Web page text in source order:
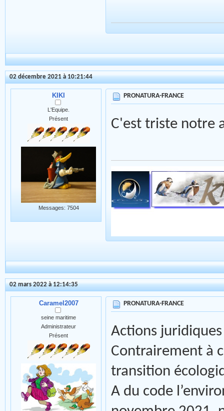
02 décembre 2021 à 10:21:44
KIKI
L'Equipe.
Présent
Messages: 7504
PRONATURA-FRANCE
C'est triste notre
02 mars 2022 à 12:14:35
Caramel2007
seine maritime
Administrateur
Présent
PRONATURA-FRANCE
Actions
Contrairement à
transition
A du code